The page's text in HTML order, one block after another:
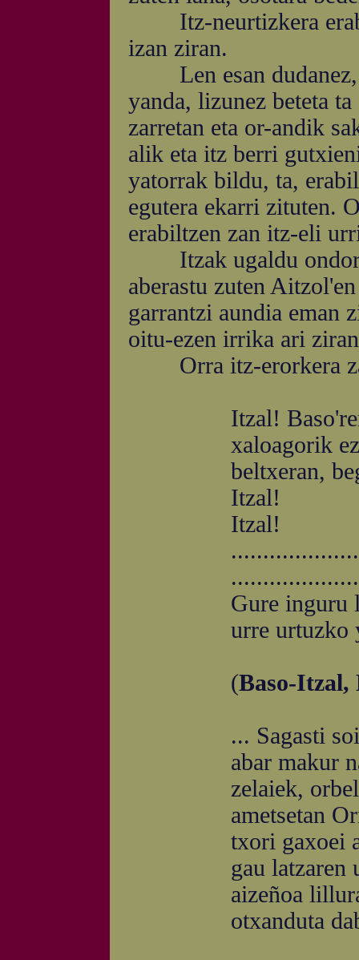
Itz-neurtizkera
izan ziran.
Len esan dudanez,
yanda, lizunez beteta
zarretan eta or-andik
alik eta itz berri
yatorrak bildu, ta,
egutera ekarri zituten.
erabiltzen zan itz-eli
Itzak ugaldu
aberastu zuten
garrantzi aundia eman
oitu-ezen irrika ari
Orra itz-erorkera
Itzal! Baso'ren
xaloagorik
beltxeran, begi
Itzal!
Itzal!
Gure inguru
urre urtuzko
(Baso-
... Sagasti
abar makur
zelaiek,
ametsetan
txori gaxoei
gau latzaren
aizeñoa
otxanduta